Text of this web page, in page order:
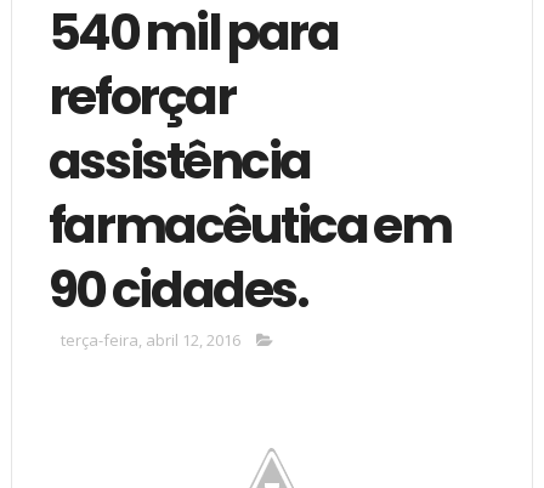
540 mil para
reforçar
assistência
farmacêutica em
90 cidades.
terça-feira, abril 12, 2016